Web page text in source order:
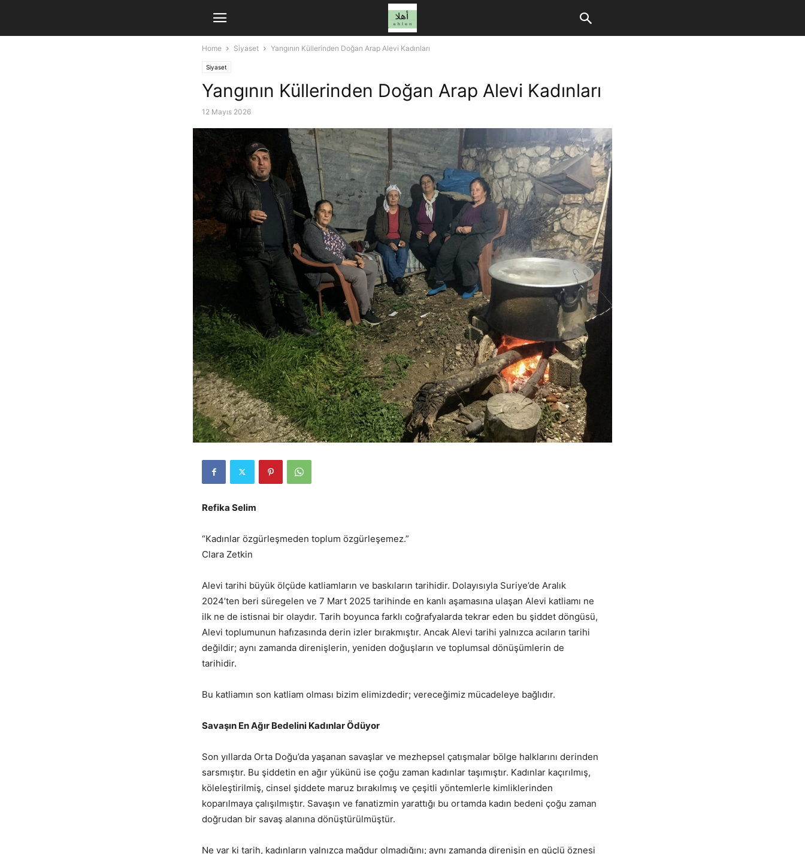
Home Siyaset Yangının Küllerinden Doğan Arap Alevi Kadınları
Siyaset
Yangının Küllerinden Doğan Arap Alevi Kadınları
12 Mayıs 2026
Refika Selim
“Kadınlar özgürleşmeden toplum özgürleşemez.”
Clara Zetkin
Alevi tarihi büyük ölçüde katliamların ve baskıların tarihidir. Dolayısıyla Suriye’de Aralık
2024’ten beri süregelen ve 7 Mart 2025 tarihinde en kanlı aşamasına ulaşan Alevi katliamı ne
ilk ne de istisnai bir olaydır. Tarih boyunca farklı coğrafyalarda tekrar eden bu şiddet döngüsü,
Alevi toplumunun hafızasında derin izler bırakmıştır. Ancak Alevi tarihi yalnızca acıların tarihi
değildir; aynı zamanda direnişlerin, yeniden doğuşların ve toplumsal dönüşümlerin de
tarihidir.
Bu katliamın son katliam olması bizim elimizdedir; vereceğimiz mücadeleye bağlıdır.
Savaşın En Ağır Bedelini Kadınlar Ödüyor
Son yıllarda Orta Doğu’da yaşanan savaşlar ve mezhepsel çatışmalar bölge halklarını derinden
sarsmıştır. Bu şiddetin en ağır yükünü ise çoğu zaman kadınlar taşımıştır. Kadınlar kaçırılmış,
köleleştirilmiş, cinsel şiddete maruz bırakılmış ve çeşitli yöntemlerle kimliklerinden
koparılmaya çalışılmıştır. Savaşın ve fanatizmin yarattığı bu ortamda kadın bedeni çoğu zaman
doğrudan bir savaş alanına dönüştürülmüştür.
Ne var ki tarih, kadınların yalnızca mağdur olmadığını; aynı zamanda direnişin en güçlü öznesi